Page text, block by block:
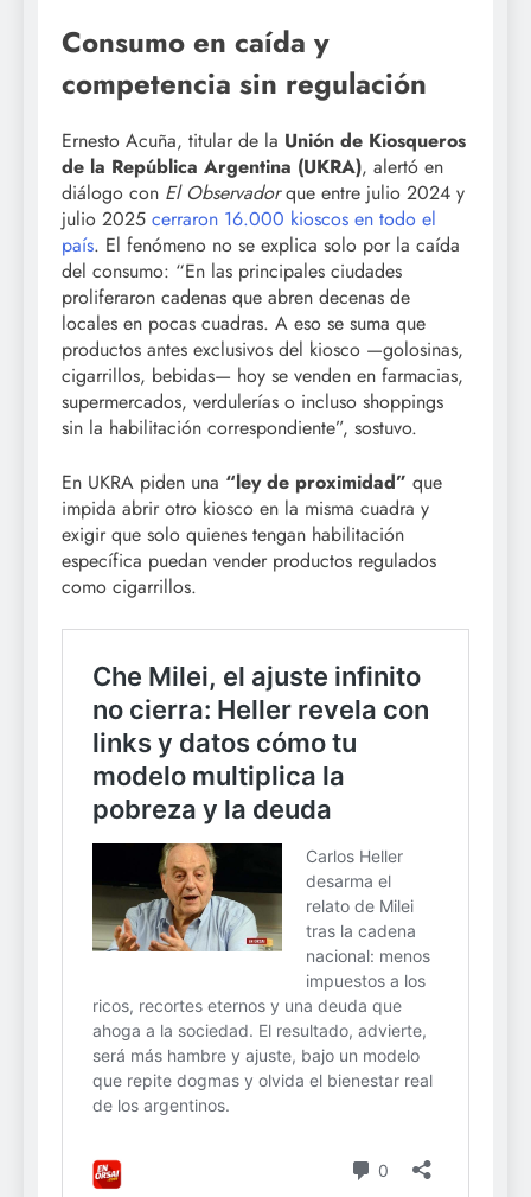
Consumo en caída y
competencia sin regulación
Ernesto Acuña, titular de la Unión de Kiosqueros
de la República Argentina (UKRA), alertó en
diálogo con El Observadorque entre julio 2024 y
julio 2025 cerraron 16.000 kioscos en todo el
país. El fenómeno no se explica solo por la caída
del consumo: “En las principales ciudades
proliferaron cadenas que abren decenas de
locales en pocas cuadras. A eso se suma que
productos antes exclusivos del kiosco —golosinas,
cigarrillos, bebidas— hoy se venden en farmacias,
supermercados, verdulerías o incluso shoppings
sin la habilitación correspondiente”, sostuvo.
En UKRA piden una “ley de proximidad” que
impida abrir otro kiosco en la misma cuadra y
exigir que solo quienes tengan habilitación
específica puedan vender productos regulados
como cigarrillos.